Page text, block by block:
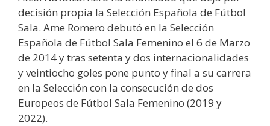
decisión propia la Selección Española de Fútbol
Sala. Ame Romero debutó en la Selección
Española de Fútbol Sala Femenino el 6 de Marzo
de 2014 y tras setenta y dos internacionalidades
y veintiocho goles pone punto y final a su carrera
en la Selección con la consecución de dos
Europeos de Fútbol Sala Femenino (2019 y
2022).